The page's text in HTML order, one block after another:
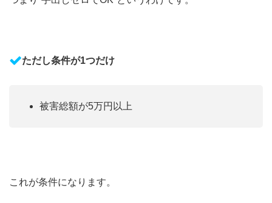
ただし条件が1つだけ
被害総額が5万円以上
これが条件になります。